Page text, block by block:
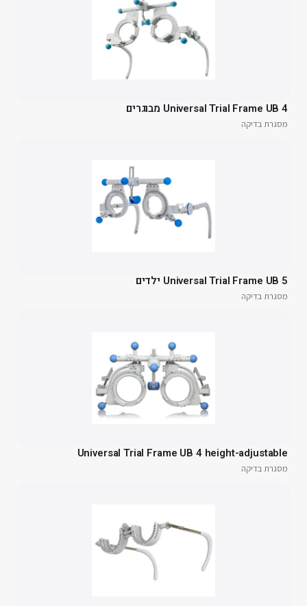
Universal Trial Frame UB 4 מבוגרים
מסגרת בדיקה
Universal Trial Frame UB 5 ילדים
מסגרת בדיקה
Universal Trial Frame UB 4 height-adjustable
מסגרת בדיקה